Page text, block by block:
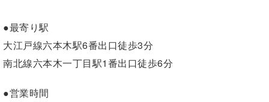
●最寄り駅
大江戸線六本木駅6番出口徒歩3分
南北線六本木一丁目駅1番出口徒歩6分
●営業時間